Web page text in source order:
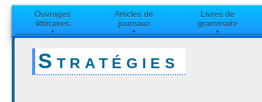
Ouvrages
littéraires
Articles de
journaux
Livres de
grammaire
Stratégies